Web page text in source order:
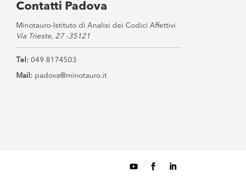
Contatti Padova
Minotauro-Istituto di Analisi dei Codici Affettivi
Via Trieste, 27 -35121
Tel: 049 8174503
Mail: padova@minotauro.it